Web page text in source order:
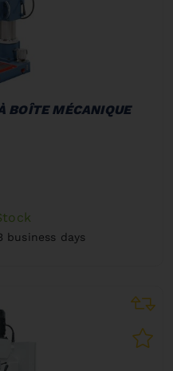
BOÎTE MÉCANIQUE
business days